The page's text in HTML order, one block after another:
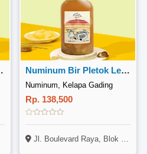
1 Liter Numinum Bir Pletok Lemongrass 1 Liter
Numinum, Kelapa Gading
Rp. 138,500
Jl. Boulevard Raya, Blok LA 6 No. 5 - 6, Kelapa Gading, Jakarta